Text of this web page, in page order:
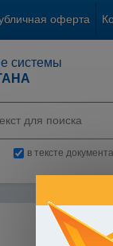
оферта
системы
в тексте документа